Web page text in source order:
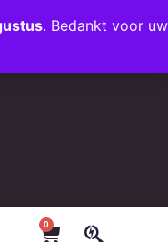
. Bedankt voor uw
INFO@JMODESIGN.NL
0